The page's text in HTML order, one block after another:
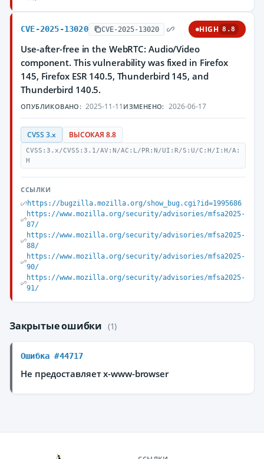
CVE-2025-13020 CVE-2025-13020 HIGH 8.8
Use-after-free in the WebRTC: Audio/Video
component. This vulnerability was fixed in Firefox
145, Firefox ESR 140.5, Thunderbird 145, and
Thunderbird 140.5.
ОПУБЛИКОВАНО: 2025-11-11 ИЗМЕНЕНО: 2026-06-17
CVSS 3.x ВЫСОКАЯ 8.8
CVSS:3.x/CVSS:3.1/AV:N/AC:L/PR:N/UI:R/S:U/C:H/I:H/A:
H
ССЫЛКИ
https://bugzilla.mozilla.org/show_bug.cgi?id=1995686
https://www.mozilla.org/security/advisories/mfsa2025-
87/
https://www.mozilla.org/security/advisories/mfsa2025-
88/
https://www.mozilla.org/security/advisories/mfsa2025-
90/
https://www.mozilla.org/security/advisories/mfsa2025-
91/
Закрытые ошибки (1)
Ошибка #44717
Не предоставляет x-www-browser